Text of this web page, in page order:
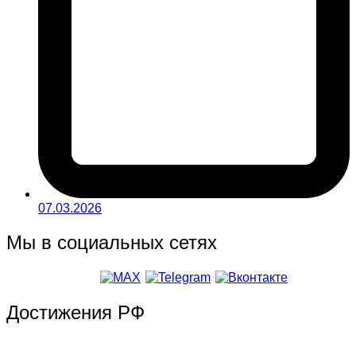
07.03.2026
Мы в социальных сетях
Достижения РФ